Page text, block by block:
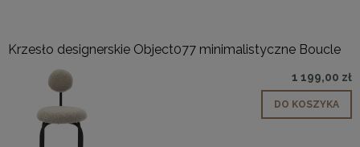
Krzesło designerskie Object077 minimalistyczne Boucle
1 199,00 zł
DO KOSZYKA